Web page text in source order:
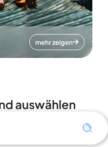
mehr zeigen
auswählen